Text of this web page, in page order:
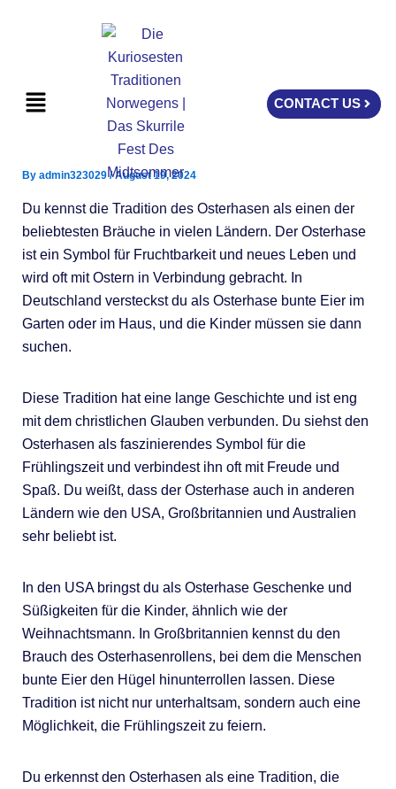
Menu CONTACT US
By admin323029/August 19, 2024
Du kennst die Tradition des Osterhasen als einen der
beliebtesten Bräuche in vielen Ländern. Der Osterhase
ist ein Symbol für Fruchtbarkeit und neues Leben und
wird oft mit Ostern in Verbindung gebracht. In
Deutschland versteckst du als Osterhase bunte Eier im
Garten oder im Haus, und die Kinder müssen sie dann
suchen.
Diese Tradition hat eine lange Geschichte und ist eng
mit dem christlichen Glauben verbunden. Du siehst den
Osterhasen als faszinierendes Symbol für die
Frühlingszeit und verbindest ihn oft mit Freude und
Spaß. Du weißt, dass der Osterhase auch in anderen
Ländern wie den USA, Großbritannien und Australien
sehr beliebt ist.
In den USA bringst du als Osterhase Geschenke und
Süßigkeiten für die Kinder, ähnlich wie der
Weihnachtsmann. In Großbritannien kennst du den
Brauch des Osterhasenrollens, bei dem die Menschen
bunte Eier den Hügel hinunterrollen lassen. Diese
Tradition ist nicht nur unterhaltsam, sondern auch eine
Möglichkeit, die Frühlingszeit zu feiern.
Du erkennst den Osterhasen als eine Tradition, die